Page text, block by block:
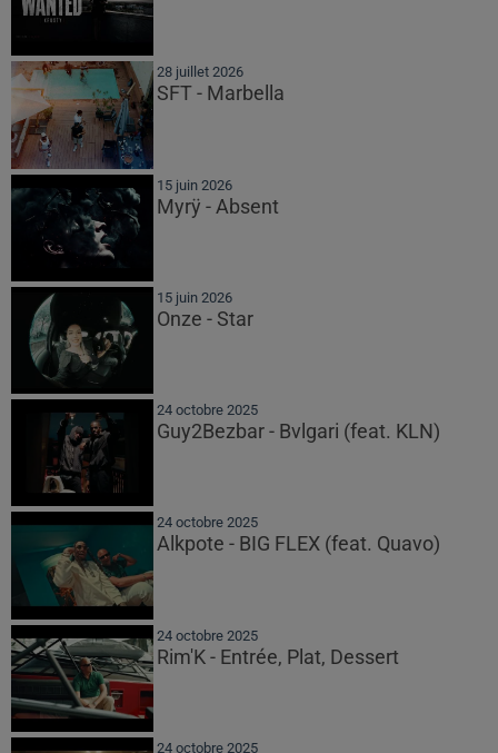
28 juillet 2026
SFT - Marbella
15 juin 2026
Myrÿ - Absent
15 juin 2026
Onze - Star
24 octobre 2025
Guy2Bezbar - Bvlgari (feat. KLN)
24 octobre 2025
Alkpote - BIG FLEX (feat. Quavo)
24 octobre 2025
Rim'K - Entrée, Plat, Dessert
24 octobre 2025